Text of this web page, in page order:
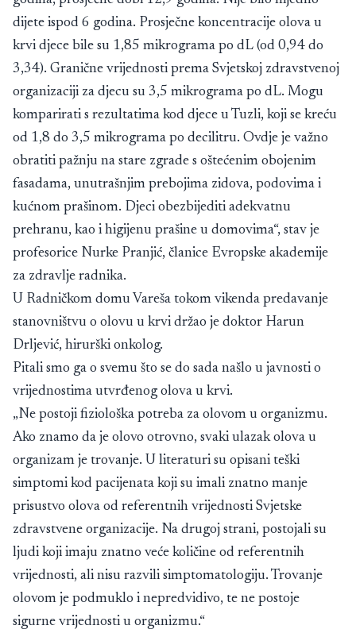
dijete ispod 6 godina. Prosječne koncentracije olova u
krvi djece bile su 1,85 mikrograma po dL (od 0,94 do
3,34). Granične vrijednosti prema Svjetskoj zdravstvenoj
organizaciji za djecu su 3,5 mikrograma po dL. Mogu
komparirati s rezultatima kod djece u Tuzli, koji se kreću
od 1,8 do 3,5 mikrograma po decilitru. Ovdje je važno
obratiti pažnju na stare zgrade s oštećenim obojenim
fasadama, unutrašnjim prebojima zidova, podovima i
kućnom prašinom. Djeci obezbijediti adekvatnu
prehranu, kao i higijenu prašine u domovima“, stav je
profesorice Nurke Pranjić, članice Evropske akademije
za zdravlje radnika.
U Radničkom domu Vareša tokom vikenda predavanje
stanovništvu o olovu u krvi držao je doktor Harun
Drljević, hirurški onkolog.
Pitali smo ga o svemu što se do sada našlo u javnosti o
vrijednostima utvrđenog olova u krvi.
„Ne postoji fiziološka potreba za olovom u organizmu.
Ako znamo da je olovo otrovno, svaki ulazak olova u
organizam je trovanje. U literaturi su opisani teški
simptomi kod pacijenata koji su imali znatno manje
prisustvo olova od referentnih vrijednosti Svjetske
zdravstvene organizacije. Na drugoj strani, postojali su
ljudi koji imaju znatno veće količine od referentnih
vrijednosti, ali nisu razvili simptomatologiju. Trovanje
olovom je podmuklo i nepredvidivo, te ne postoje
sigurne vrijednosti u organizmu.“